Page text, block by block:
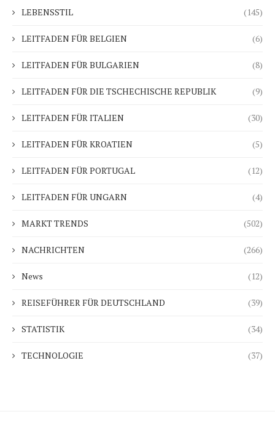
LEBENSSTIL (145)
LEITFADEN FÜR BELGIEN (6)
LEITFADEN FÜR BULGARIEN (8)
LEITFADEN FÜR DIE TSCHECHISCHE REPUBLIK (9)
LEITFADEN FÜR ITALIEN (30)
LEITFADEN FÜR KROATIEN (5)
LEITFADEN FÜR PORTUGAL (12)
LEITFADEN FÜR UNGARN (4)
MARKT TRENDS (502)
NACHRICHTEN (266)
News (12)
REISEFÜHRER FÜR DEUTSCHLAND (39)
STATISTIK (34)
TECHNOLOGIE (37)